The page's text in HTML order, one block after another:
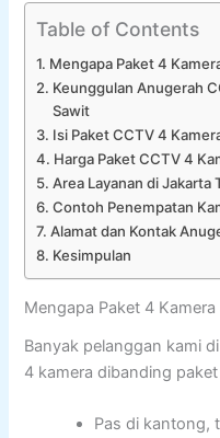
Table of Contents
Mengapa Paket 4
Keunggulan Anugerah
Sawit
Isi Paket CCTV 4
Harga Paket CCTV 4
Area Layanan di Jakarta
Contoh Penempatan
Alamat dan Kontak
Kesimpulan
Mengapa Paket 4
Banyak pelanggan kami
4 kamera dibanding
Pas di kantong,